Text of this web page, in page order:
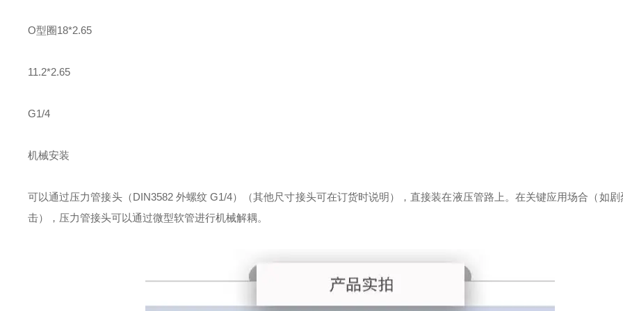
O型圈18*2.65
11.2*2.65
G1/4
机械安装
可以通过压力管接头（DIN3582 外螺纹 G1/4）（其他尺寸接头可在订货时说明），直接装在液压管路上。在关键应用场合（如剧
击），压力管接头可以通过微型软管进行机械解耦。